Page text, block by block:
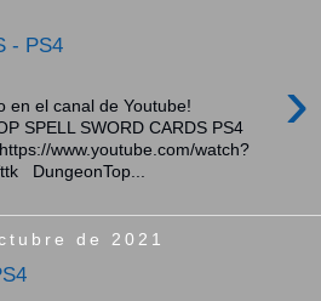
- PS4
›
en el canal de Youtube!
SPELL SWORD CARDS PS4
www.youtube.com/watch?
DungeonTop...
de 2021